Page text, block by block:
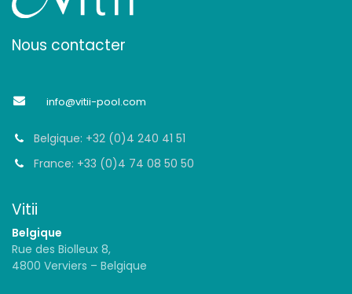
Nous contacter
info@vitii-pool.com
Belgique: +32 (0)4 240 41 51
France: +33 (0)4 74 08 50 50
Vitii
Belgique
Rue des Biolleux 8,
4800 Verviers – Belgique